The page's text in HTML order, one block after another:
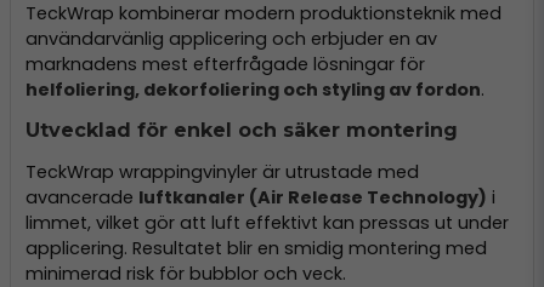
TeckWrap kombinerar modern produktionsteknik med
användarvänlig applicering och erbjuder en av
marknadens mest efterfrågade lösningar för
helfoliering, dekorfoliering och styling av fordon.
Utvecklad för enkel och säker montering
TeckWrap wrappingvinyler är utrustade med
avancerade luftkanaler (Air Release Technology) i
limmet, vilket gör att luft effektivt kan pressas ut under
applicering. Resultatet blir en smidig montering med
minimerad risk för bubblor och veck.